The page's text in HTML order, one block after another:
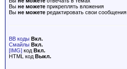
Вы не можете прикреплять вложения
Вы не можете редактировать свои сообщения
BB коды Вкл.
Смайлы Вкл.
[IMG] код Вкл.
HTML код Выкл.